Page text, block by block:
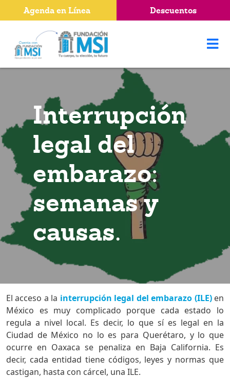
Interrupción
legal del
embarazo:
semanas y
causas.
El acceso a la interrupción legal del embarazo (ILE) en
México es muy complicado porque cada estado lo
regula a nivel local. Es decir, lo que sí es legal en la
Ciudad de México no lo es para Querétaro, y lo que
ocurre en Oaxaca se penaliza en Baja California. Es
decir, cada entidad tiene códigos, leyes y normas que
castigan, hasta con cárcel, una ILE.
Agenda en Línea Descuentos